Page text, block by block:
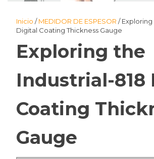
Inicio /MEDIDOR DE ESPESOR / Exploring
Digital Coating Thickness Gauge
Exploring the
Industrial-818
Coating
Gauge